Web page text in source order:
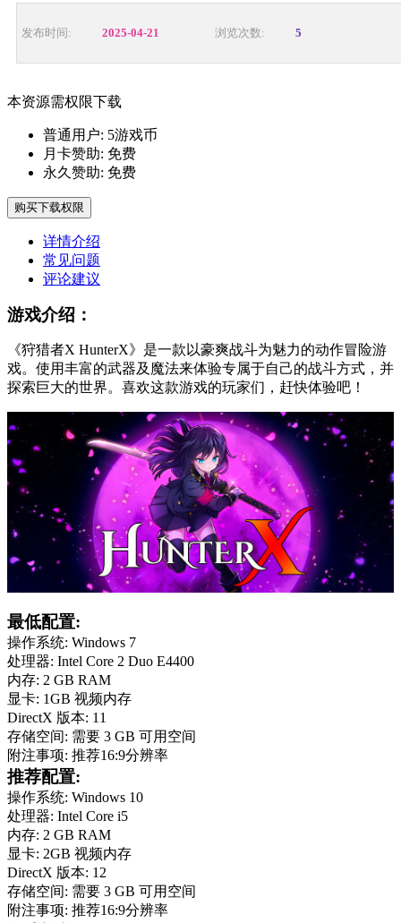
发布时间: 2025-04-21 浏览次数: 5
本资源需权限下载
普通用户: 5游戏币
月卡赞助: 免费
永久赞助: 免费
购买下载权限
详情介绍
常见问题
评论建议
游戏介绍：
《狩猎者X HunterX》是一款以豪爽战斗为魅力的动作冒险游
戏。使用丰富的武器及魔法来体验专属于自己的战斗方式，并
探索巨大的世界。喜欢这款游戏的玩家们，赶快体验吧！
最低配置:
操作系统: Windows 7
处理器: Intel Core 2 Duo E4400
内存: 2 GB RAM
显卡: 1GB 视频内存
DirectX 版本: 11
存储空间: 需要 3 GB 可用空间
附注事项: 推荐16:9分辨率
推荐配置:
操作系统: Windows 10
处理器: Intel Core i5
内存: 2 GB RAM
显卡: 2GB 视频内存
DirectX 版本: 12
存储空间: 需要 3 GB 可用空间
附注事项: 推荐16:9分辨率